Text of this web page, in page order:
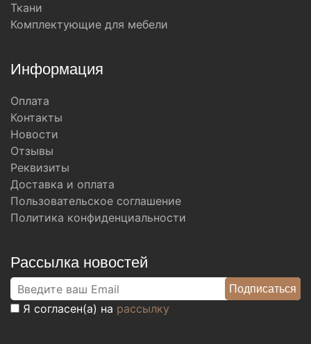
Ткани
Комплектующие для мебели
Информация
Оплата
Контакты
Новости
Отзывы
Реквизиты
Доставка и оплата
Пользовательское соглашение
Политика конфиденциальности
Рассылка новостей
Я согласен(а) на рассылку